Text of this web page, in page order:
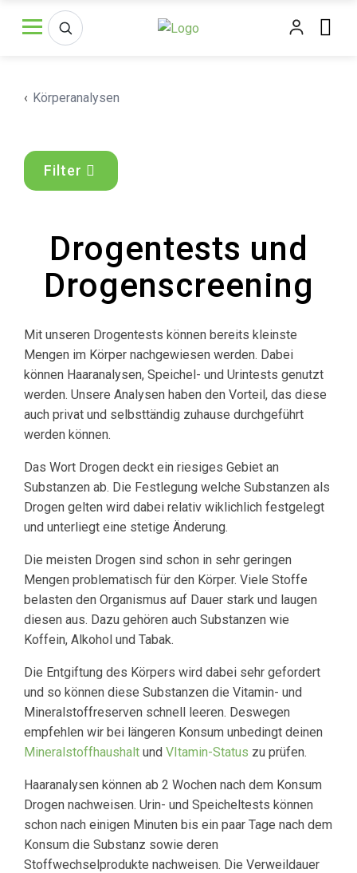
‹ Körperanalysen
Filter
Drogentests und
Drogenscreening
Mit unseren Drogentests können bereits kleinste
Mengen im Körper nachgewiesen werden. Dabei
können Haaranalysen, Speichel- und Urintests genutzt
werden. Unsere Analysen haben den Vorteil, das diese
auch privat und selbsttändig zuhause durchgeführt
werden können.
Das Wort Drogen deckt ein riesiges Gebiet an
Substanzen ab. Die Festlegung welche Substanzen als
Drogen gelten wird dabei relativ wiklichlich festgelegt
und unterliegt eine stetige Änderung.
Die meisten Drogen sind schon in sehr geringen
Mengen problematisch für den Körper. Viele Stoffe
belasten den Organismus auf Dauer stark und laugen
diesen aus. Dazu gehören auch Substanzen wie
Koffein, Alkohol und Tabak.
Die Entgiftung des Körpers wird dabei sehr gefordert
und so können diese Substanzen die Vitamin- und
Mineralstoffreserven schnell leeren. Deswegen
empfehlen wir bei längeren Konsum unbedingt deinen
Mineralstoffhaushalt und VItamin-Status zu prüfen.
Haaranalysen können ab 2 Wochen nach dem Konsum
Drogen nachweisen. Urin- und Speicheltests können
schon nach einigen Minuten bis ein paar Tage nach dem
Konsum die Substanz sowie deren
Stoffwechselprodukte nachweisen. Die Verweildauer